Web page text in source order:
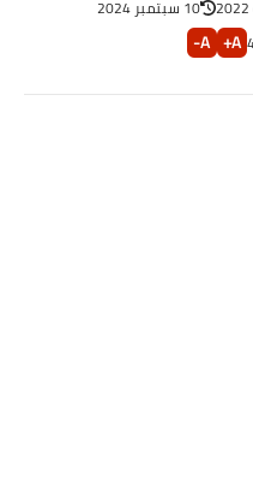
10 سبتمبر 2024
A+
A-